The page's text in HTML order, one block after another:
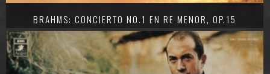
BRAHMS: CONCIERTO NO.1 EN RE MENOR, OP.15